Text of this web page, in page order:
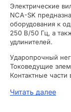
Электрические
NCA-SK
оборудования к
250 В/50 Гц, а
удлинителей.
Ударопрочный
Токоведущие
Контактные
фиксации провода
Читать далее